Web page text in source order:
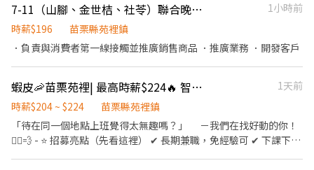
7-11（山腳、金世桔、社苓）聯合晚班徵才
1小時前
時薪$196
苗栗縣苑裡鎮
．負責與消費者第一線接觸並推廣銷售商品 ．推廣業務 ．開發客戶
蝦皮🦐苗栗苑裡| 最高時薪$224🔥 智取店 #蝦皮店到店 #免經驗可
1天前
時薪$204 ~ $224
苗栗縣苑裡鎮
「待在同一個地點上班覺得太無趣嗎？」 －我們在找好動的你！
🏃‍♀️💨 - ⭐ 招募亮點（先看這裡） ✔ 長期兼職，免經驗可 ✔ 下課下班